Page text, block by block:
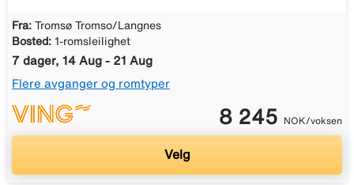
Fra: Tromsø Tromso/Langnes
Bosted: 1-romsleilighet
7 dager, 14 Aug - 21 Aug
Flere avganger og romtyper
8 245 NOK/voksen
Velg